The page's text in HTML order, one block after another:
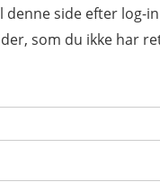
denne side efter log-
som du ikke har